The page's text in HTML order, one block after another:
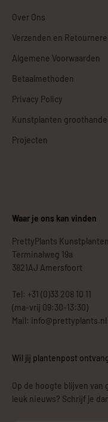
Over Ons
Verzenden en
Algemene Voorwaarden
Betaalmethoden
Privacy Policy
Kunstplanten groothandel
Projecten
Waar je ons kan vinden
PrettyPlants Kunstplanten
Terminalweg 19a
3821AJ Amersfoort
Tel: +31 (0)33 208 10 11
(ma-vrij 09:30-13:30)
Mail: info@prettyplants.nl
Wil jij plantenpost
Op de hoogte blijven
leuk nieuws? Schrijf je